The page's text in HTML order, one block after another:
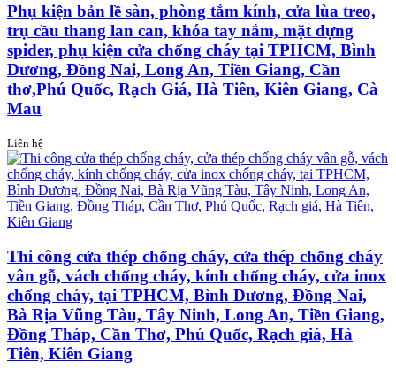
Phụ kiện bản lề sàn, phòng tắm kính, cửa lùa treo,
trụ cầu thang lan can, khóa tay nắm, mặt dựng
spider, phụ kiện cửa chống cháy tại TPHCM, Bình
Dương, Đồng Nai, Long An, Tiền Giang, Cần
thơ,Phú Quốc, Rạch Giá, Hà Tiên, Kiên Giang, Cà
Mau
Liên hệ
Thi công cửa thép chống cháy, cửa thép chống cháy
vân gỗ, vách chống cháy, kính chống cháy, cửa inox
chống cháy, tại TPHCM, Bình Dương, Đồng Nai,
Bà Rịa Vũng Tàu, Tây Ninh, Long An, Tiền Giang,
Đồng Tháp, Cần Thơ, Phú Quốc, Rạch giá, Hà
Tiên, Kiên Giang